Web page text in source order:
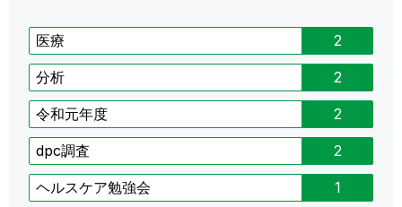
医療 2
分析 2
令和元年度 2
dpc調査 2
ヘルスケア勉強会 1